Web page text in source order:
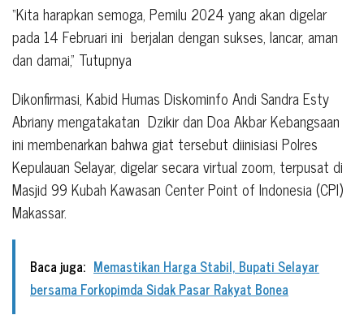
“Kita harapkan semoga, Pemilu 2024 yang akan digelar
pada 14 Februari ini berjalan dengan sukses, lancar, aman
dan damai,” Tutupnya
Dikonfirmasi, Kabid Humas Diskominfo Andi Sandra Esty
Abriany mengatakatan Dzikir dan Doa Akbar Kebangsaan
ini membenarkan bahwa giat tersebut diinisiasi Polres
Kepulauan Selayar, digelar secara virtual zoom, terpusat di
Masjid 99 Kubah Kawasan Center Point of Indonesia (CPI)
Makassar.
Baca juga: Memastikan Harga Stabil, Bupati Selayar
bersama Forkopimda Sidak Pasar Rakyat Bonea